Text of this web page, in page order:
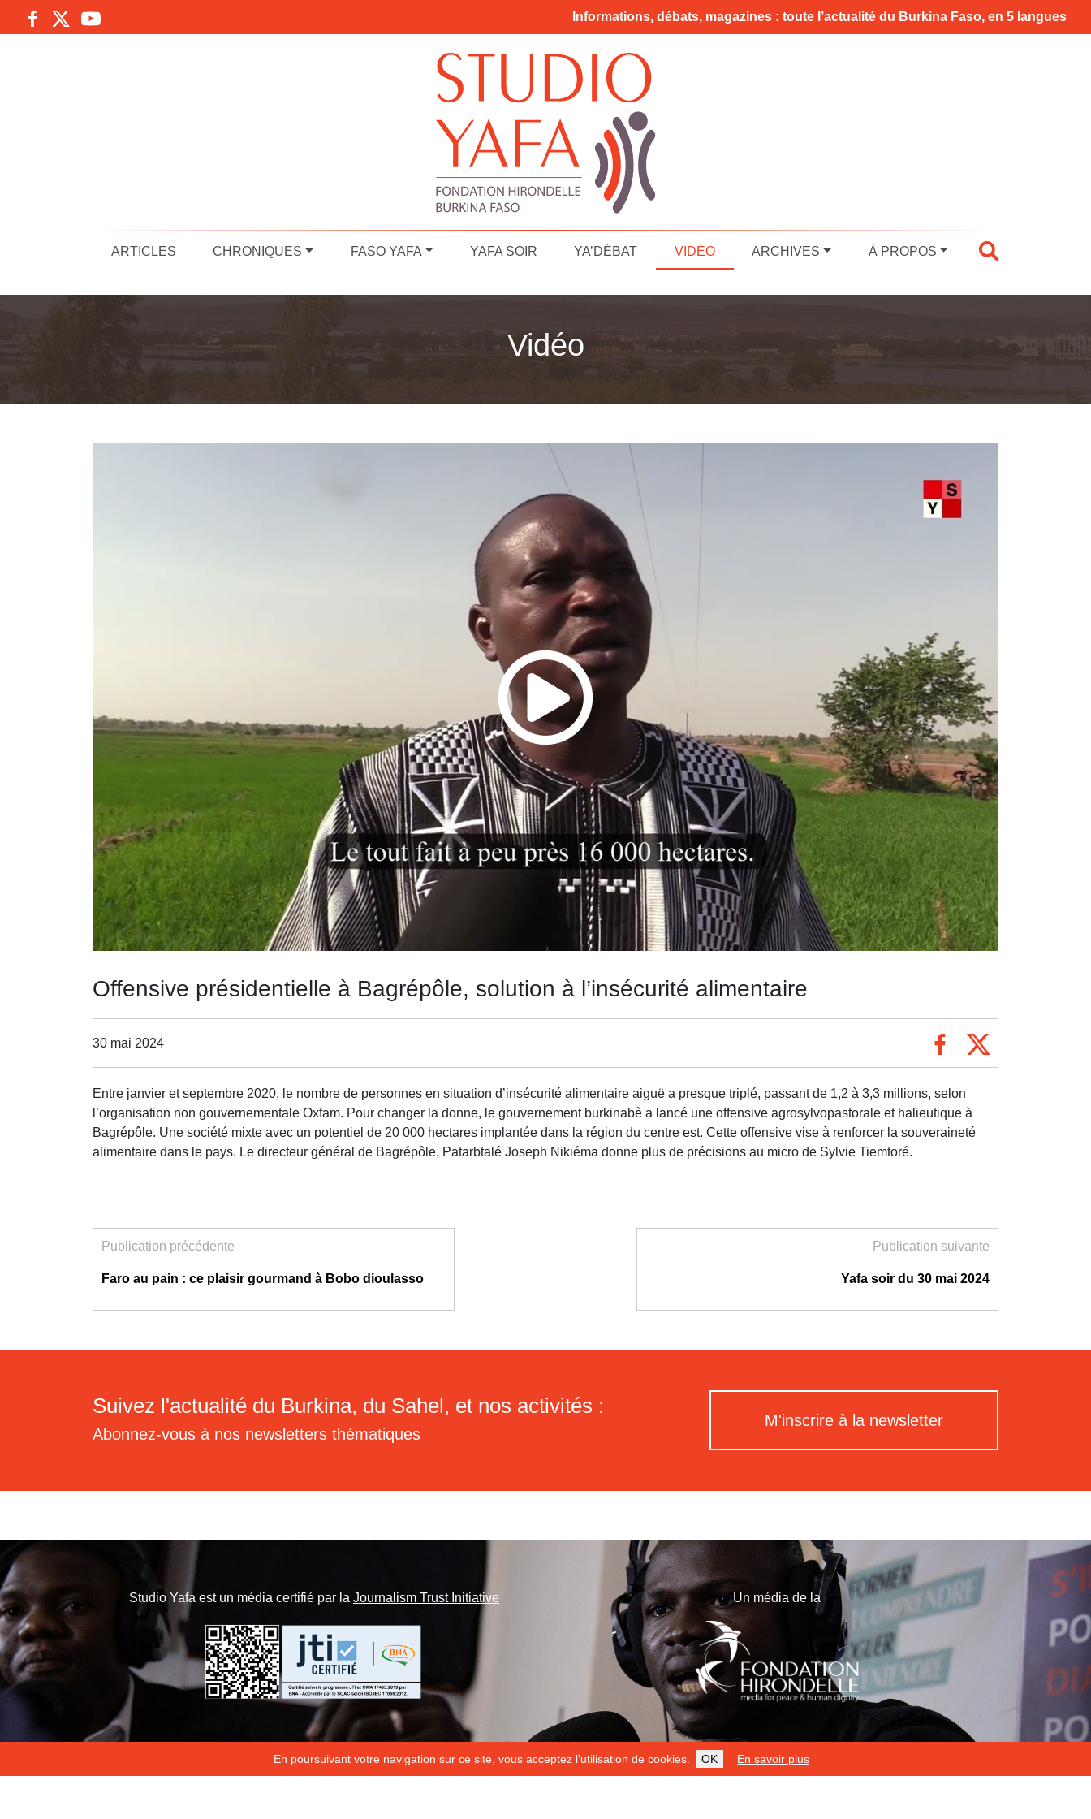
En poursuivant votre navigation sur ce site, vous acceptez l'utilisation de cookies. OK En savoir plus
Informations, débats, magazines : toute l’actualité du Burkina Faso, en 5 langues
ARTICLES CHRONIQUES FASO YAFA YAFA SOIR YA’DÉBAT VIDÉO ARCHIVES À PROPOS
Vidéo
Offensive présidentielle à Bagrépôle, solution à l’insécurité alimentaire
30 mai 2024
Entre janvier et septembre 2020, le nombre de personnes en situation d’insécurité alimentaire aiguë a presque triplé, passant de 1,2 à 3,3 millions, selon
l’organisation non gouvernementale Oxfam. Pour changer la donne, le gouvernement burkinabè a lancé une offensive agrosylvopastorale et halieutique à
Bagrépôle. Une société mixte avec un potentiel de 20 000 hectares implantée dans la région du centre est. Cette offensive vise à renforcer la souveraineté
alimentaire dans le pays. Le directeur général de Bagrépôle, Patarbtalé Joseph Nikiéma donne plus de précisions au micro de Sylvie Tiemtoré.
Publication précédente
Faro au pain : ce plaisir gourmand à Bobo dioulasso
Publication suivante
Yafa soir du 30 mai 2024
Suivez l'actualité du Burkina, du Sahel, et nos activités :
Abonnez-vous à nos newsletters thématiques
M'inscrire à la newsletter
Studio Yafa est un média certifié par la Journalism Trust Initiative Un média de la
ILS NOUS SOUTIENNENT